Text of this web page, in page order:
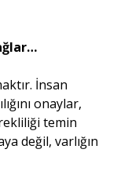
İnsan
onaylar,
temin
değil, varlığın